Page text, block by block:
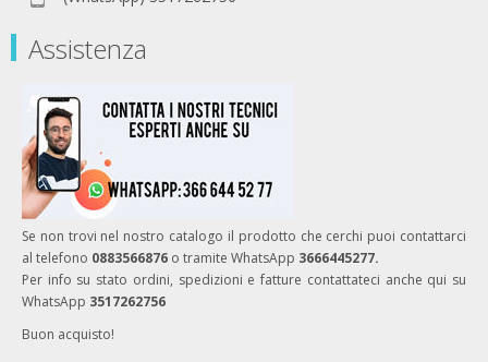
Assistenza
Se non trovi nel nostro catalogo il prodotto che cerchi puoi contattarci
al telefono 0883566876 o tramite WhatsApp 3666445277.
Per info su stato ordini, spedizioni e fatture contattateci anche qui su
WhatsApp 3517262756
Buon acquisto!